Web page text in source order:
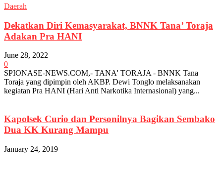
Daerah
Dekatkan Diri Kemasyarakat, BNNK Tana’ Toraja
Adakan Pra HANI
June 28, 2022
0
SPIONASE-NEWS.COM,- TANA' TORAJA - BNNK Tana
Toraja yang dipimpin oleh AKBP. Dewi Tonglo melaksanakan
kegiatan Pra HANI (Hari Anti Narkotika Internasional) yang...
Kapolsek Curio dan Personilnya Bagikan Sembako
Dua KK Kurang Mampu
January 24, 2019